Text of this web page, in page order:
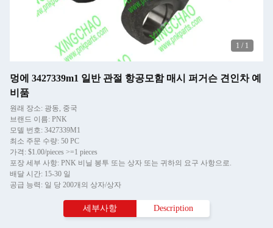
1 / 1
멍에 3427339m1 일반 관절 항공모함 매시 퍼거슨 견인차 예
비품
원래 장소: 광동, 중국
브랜드 이름: PNK
모델 번호: 3427339M1
최소 주문 수량: 50 PC
가격: $1.00/pieces >=1 pieces
포장 세부 사항: PNK 비닐 봉투 또는 상자 또는 귀하의 요구 사항으로.
배달 시간: 15-30 일
공급 능력: 일 당 200개의 상자/상자
세부사항 Description